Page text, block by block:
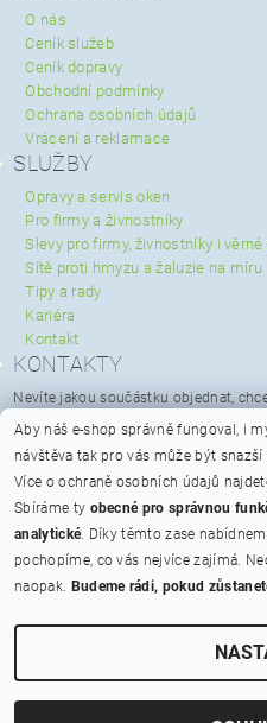
O nás
Ceník služeb
Ceník dopravy
Obchodní podmínky
Ochrana osobních údajů
Vrácení a reklamace
SLUŽBY
Opravy a servis oken
Pro firmy a živnostníky
Slevy pro firmy, živnostníky i věrné
Sítě proti hmyzu a žaluzie na míru
Tipy a rady
Kariéra
Kontakt
KONTAKTY
Nevíte jakou součástku objednat,
servis@spravaoken.cz
info@spravaoken.cz
+420 608 511 355
Na bateriích 475/23, Praha 6 -
Aby náš e-shop správně fungoval, i
návštěva tak pro vás může být
Více o ochraně osobních údajů
Sbíráme ty obecné pro správnou
analytické. Díky těmto zase
pochopíme, co vás nejvíce zajímá.
naopak. Budeme rádi, pokud